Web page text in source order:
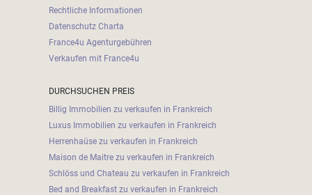
Rechtliche Informationen
Datenschutz Charta
France4u Agenturgebühren
Verkaufen mit France4u
DURCHSUCHEN PREIS
Billig Immobilien zu verkaufen in Frankreich
Luxus Immobilien zu verkaufen in Frankreich
Herrenhaüse zu verkaufen in Frankreich
Maison de Maitre zu verkaufen in Frankreich
Schlöss und Chateau zu verkaufen in Frankreich
Bed and Breakfast zu verkaufen in Frankreich